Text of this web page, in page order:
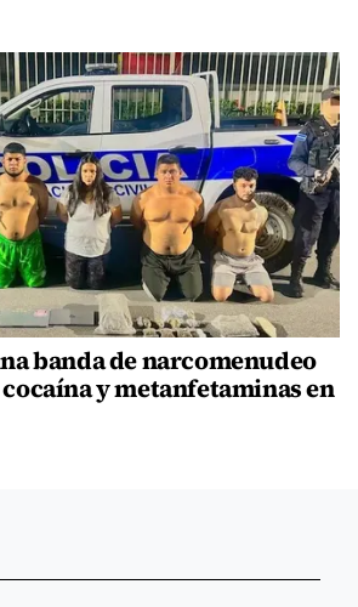
banda de narcomenudeo
y metanfetaminas en